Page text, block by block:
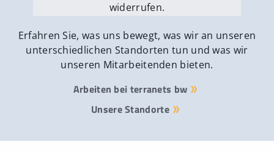
widerrufen.
Externe Medien erlauben
Erfahren Sie, was uns bewegt, was wir an unseren
unterschiedlichen Standorten tun und was wir
unseren Mitarbeitenden bieten.
Arbeiten bei terranets bw
Unsere Standorte